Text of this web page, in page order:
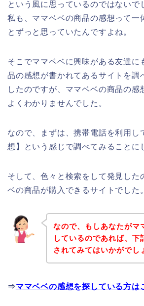
という風に思っているのではないで
私も、ママベベの商品の感想って一
とずっと思っていたんですよね。
そこでママベベに興味がある友達に
品の感想が書かれてあるサイトを調
したのですが、ママベベの商品の感
よくわかりませんでした。
なので、まずは、携帯電話を利用
想】という感じで調べてみることに
そして、色々と検索をして発見した
ベの商品が購入できるサイトでした。
なので、もしあなたがマ
しているのであれば、下
されてみてはいかがでし
⇒ママベベの感想を探している方は